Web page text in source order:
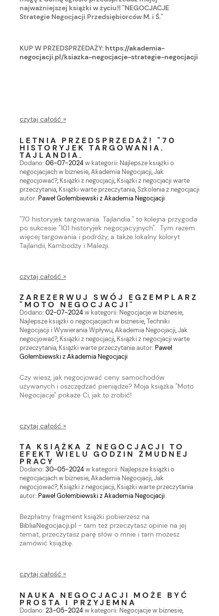
najważniejszej książki w życiu‼ "NEGOCJACJE
Strategie Negocjacji Przedsiębiorców M. i Ś."
KUP W PRZEDSPRZEDAŻY: https://akademia-
negocjacji.pl/ksiazka-negocjacje-strategie-negocjacji
czytaj całość »
LETNIA PRZEDSPRZEDAŻ! "70
HISTORYJEK TARGOWANIA.
TAJLANDIA.
Dodano: 06-07-2024w kategorii: Najlepsze książki o
negocjacjach w biznesie,Akademia Negocjacji,Jak
negocjować?, Książki z negocjacji, Książki z negocjacji warte
przeczytania, Książki warte przeczytania,Szkolenia z negocjacji
autor: Paweł Gołembiewski z Akademia Negocjacji
"70 historyjek targowania. Tajlandia." to kolejna przygoda
po sukcesie "101 historyjek negocjacyjnych". Tym razem
więcej targowania i podróży, a także lokalny koloryt
Tajlandii, Kambodży i Malezji.
czytaj całość »
ZAREZERWUJ SWÓJ EGZEMPLARZ
"MOTO NEGOCJACJI"
Dodano: 02-07-2024w kategorii: Negocjacje w biznesie,
Najlepsze książki o negocjacjach w biznesie,Techniki
Negocjacji i Wywierania Wpływu,Akademia Negocjacji,Jak
negocjować?, Książki z negocjacji, Książki z negocjacji warte
przeczytania, Książki warte przeczytaniaautor: Paweł
Gołembiewski z Akademia Negocjacji
Czy wiesz, jak negocjować ceny samochodów
używanych i oszczędzać pieniądze? Moja książka "Moto
Negocjacje" pokaże Ci, jak to zrobić!
czytaj całość »
TA KSIĄŻKA Z NEGOCJACJI TO
EFEKT WIELU GODZIN ŻMUDNEJ
PRACY
Dodano: 30-05-2024w kategorii: Najlepsze książki o
negocjacjach w biznesie,Akademia Negocjacji,Jak
negocjować?, Książki z negocjacji, Książki warte przeczytania
autor: Paweł Gołembiewski z Akademia Negocjacji
Bezpłatny fragment książki pobierzesz na
BibliaNegocjacji.pl - tam też przeczytasz opinie na jej
temat, przeczytasz parę słów o mnie i tam możesz
zamówić książkę.
czytaj całość »
NAUKA NEGOCJACJI MOŻE BYĆ
PROSTA I PRZYJEMNA
Dodano: 23-05-2024w kategorii: Negocjacje w biznesie,